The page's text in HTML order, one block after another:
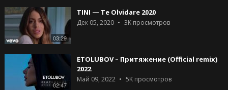
03:29
TINI — Te Olvidare 2020
Дек 05, 2020 3Kпросмотров
02:47
ETOLUBOV – Притяжение (Official remix)
2022
Май 09, 2022 5Kпросмотров